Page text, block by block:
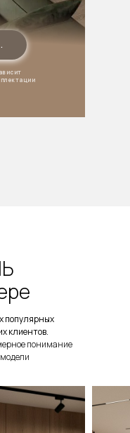
популярных
клиентов.
понимание